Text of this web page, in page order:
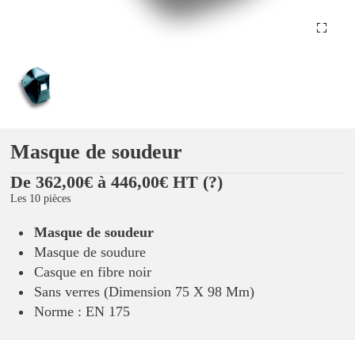
Masque de soudeur
De 362,00€ à 446,00€ HT (?)
Les 10 pièces
Masque de soudeur
Masque de soudure
Casque en fibre noir
Sans verres (Dimension 75 X 98 Mm)
Norme : EN 175